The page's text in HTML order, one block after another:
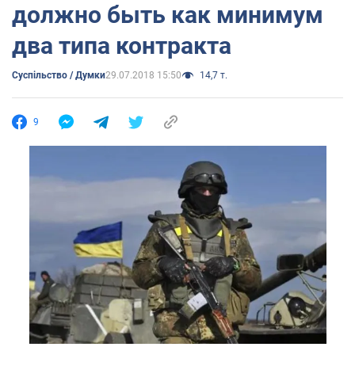
должно быть как минимум
два типа контракта
Суспільство / Думки29.07.2018 15:50 14,7 т.
9